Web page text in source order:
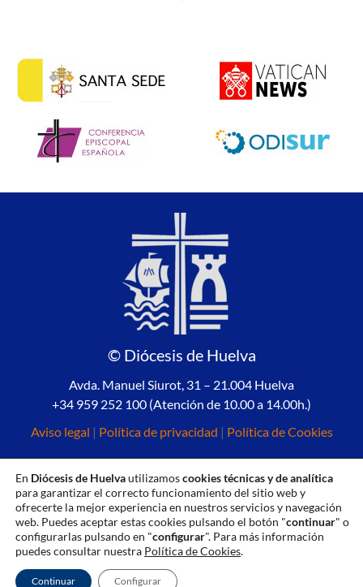
© Diócesis de Huelva
Avda. Manuel Siurot, 31 – 21.004 Huelva
+34 959 252 100 (Atención de 10.00 a 14.00h.)
Aviso legal | Política de privacidad | Política de Cookies
En Diócesis de Huelvautilizamoscookies técnicas y de analítica
para garantizar el correcto funcionamiento del sitio web y
ofrecerte la mejor experiencia en nuestros servicios y navegación
web. Puedes aceptar estas cookies pulsando el botón "continuar" o
configurarlas pulsando en "configurar". Para más información
puedes consultar nuestra Política de Cookies.
Continuar Configurar